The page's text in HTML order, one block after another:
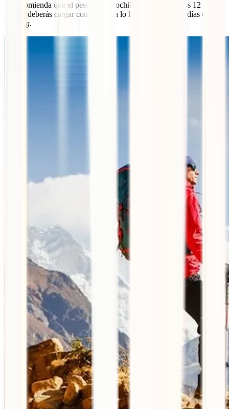
Se recomienda que el peso de la mochila nunca supere los 12 kilos,
ya que deberás cargar con el peso a lo largo de todos los días del
trekking.